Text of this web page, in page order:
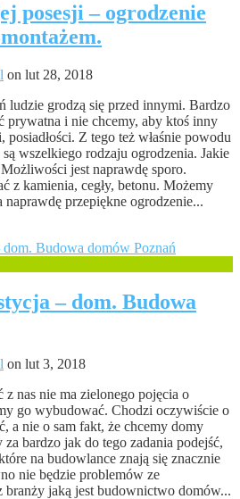
posesji – ogrodzenie
on lut 28, 2018
ludzie grodzą się przed innymi. Bardzo
prywatna i nie chcemy, aby ktoś inny
posiadłości. Z tego też właśnie powodu
wszelkiego rodzaju ogrodzenia. Jakie
jest naprawdę sporo.
z kamienia, cegły, betonu. Możemy
przepiękne ogrodzenie...
– dom. Budowa
on lut 3, 2018
z nas nie ma zielonego pojęcia o
go wybudować. Chodzi oczywiście o
a nie o sam fakt, że chcemy domy
bardzo jak do tego zadania podejść,
na budowlance znają się znacznie
nie będzie problemów ze
branży jaką jest budownictwo domów...